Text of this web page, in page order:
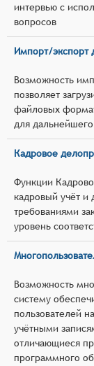
интервью с
вопросов
Импорт/экспорт
Возможность
позволяет
файловых
для
Кадровое
Функции
кадровый учёт и
требованиями
уровень
Возможность
систему
пользователей
учётными
отличающиеся
программного